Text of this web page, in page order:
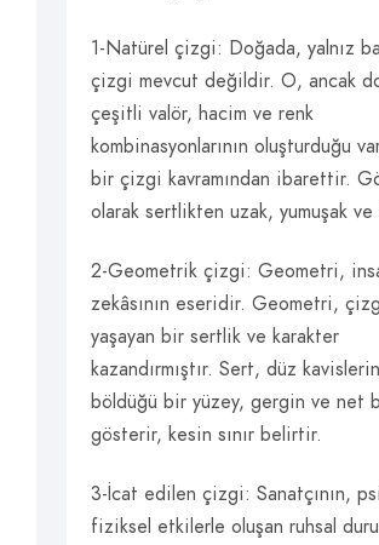
1-Natürel çizgi: Doğada, yalnız
çizgi mevcut değildir. O, ancak
çeşitli valör, hacim ve renk
kombinasyonlarının oluşturduğu
bir çizgi kavramından ibarettir.
olarak sertlikten uzak, yumuşak ve
2-Geometrik çizgi: Geometri,
zekâsının eseridir. Geometri,
yaşayan bir sertlik ve karakter
kazandırmıştır. Sert, düz kavislerin
böldüğü bir yüzey, gergin ve net
gösterir, kesin sınır belirtir.
3-İcat edilen çizgi: Sanatçının,
fiziksel etkilerle oluşan ruhsal